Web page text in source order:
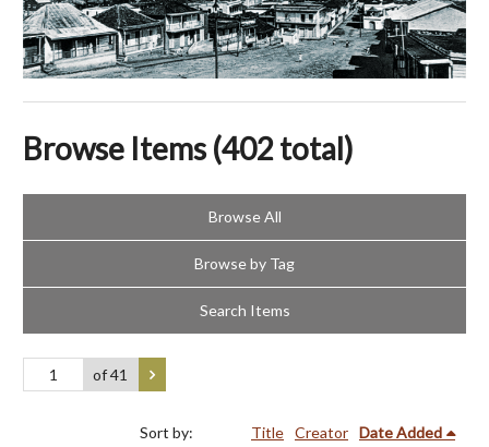
Browse Items (402 total)
Browse All
Browse by Tag
Search Items
of 41
Sort by: Title Creator Date Added